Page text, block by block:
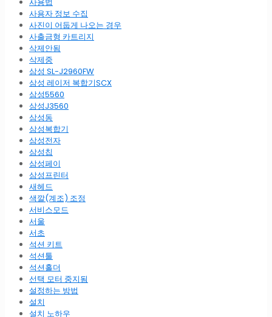
사용자 정보 수집
사진이 어둡게 나오는 경우
사출금형 카트리지
삭제안됨
삭제중
삼성 SL-J2960FW
삼성 레이저 복합기SCX
삼성5560
삼성J3560
삼성동
삼성복합기
삼성전자
삼성칩
삼성페이
삼성프린터
새헤드
색깔(계조) 조정
서비스모드
서울
서초
석션 키트
석션툴
석션홀더
선택 모터 중지됨
설정하는 방법
설치
설치 노하우